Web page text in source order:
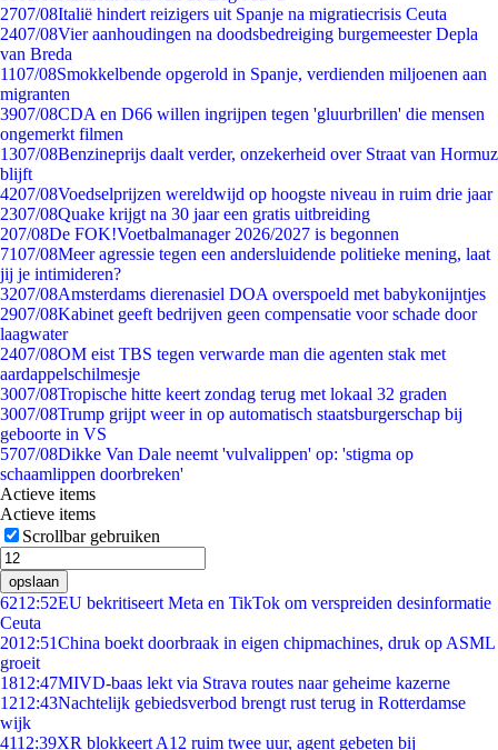
2707/08Italië hindert reizigers uit Spanje na migratiecrisis Ceuta
2407/08Vier aanhoudingen na doodsbedreiging burgemeester Depla
van Breda
1107/08Smokkelbende opgerold in Spanje, verdienden miljoenen aan
migranten
3907/08CDA en D66 willen ingrijpen tegen 'gluurbrillen' die mensen
ongemerkt filmen
1307/08Benzineprijs daalt verder, onzekerheid over Straat van Hormuz
blijft
4207/08Voedselprijzen wereldwijd op hoogste niveau in ruim drie jaar
2307/08Quake krijgt na 30 jaar een gratis uitbreiding
207/08De FOK!Voetbalmanager 2026/2027 is begonnen
7107/08Meer agressie tegen een andersluidende politieke mening, laat
jij je intimideren?
3207/08Amsterdams dierenasiel DOA overspoeld met babykonijntjes
2907/08Kabinet geeft bedrijven geen compensatie voor schade door
laagwater
2407/08OM eist TBS tegen verwarde man die agenten stak met
aardappelschilmesje
3007/08Tropische hitte keert zondag terug met lokaal 32 graden
3007/08Trump grijpt weer in op automatisch staatsburgerschap bij
geboorte in VS
5707/08Dikke Van Dale neemt 'vulvalippen' op: 'stigma op
schaamlippen doorbreken'
Actieve items
Actieve items
Scrollbar gebruiken
opslaan
6212:52EU bekritiseert Meta en TikTok om verspreiden desinformatie
Ceuta
2012:51China boekt doorbraak in eigen chipmachines, druk op ASML
groeit
1812:47MIVD-baas lekt via Strava routes naar geheime kazerne
1212:43Nachtelijk gebiedsverbod brengt rust terug in Rotterdamse
wijk
4112:39XR blokkeert A12 ruim twee uur, agent gebeten bij